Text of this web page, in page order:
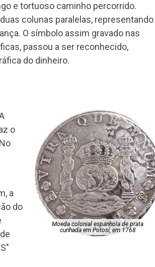
e tortuoso caminho percorrido.
colunas paralelas, representando
O símbolo assim gravado nas
passou a ser reconhecido,
do dinheiro.
Moeda colonial espanhola de prata
cunhada em Potosí, em 1768
o
a
do